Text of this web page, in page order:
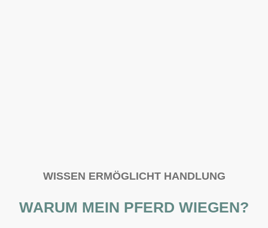
WISSEN ERMÖGLICHT HANDLUNG
WARUM MEIN PFERD WIEGEN?